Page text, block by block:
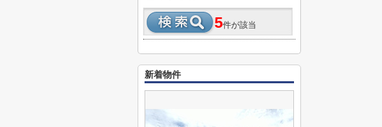
5件が該当
新着物件